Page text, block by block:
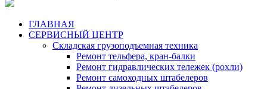
ГЛАВНАЯ
СЕРВИСНЫЙ ЦЕНТР
Складская грузоподъемная техника
Ремонт тельфера, кран-балки
Ремонт гидравлических тележек (рохли)
Ремонт самоходных штабелеров